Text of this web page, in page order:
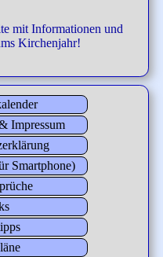
mit Informationen und
Kirchenjahr!
Impressum
Smartphone)